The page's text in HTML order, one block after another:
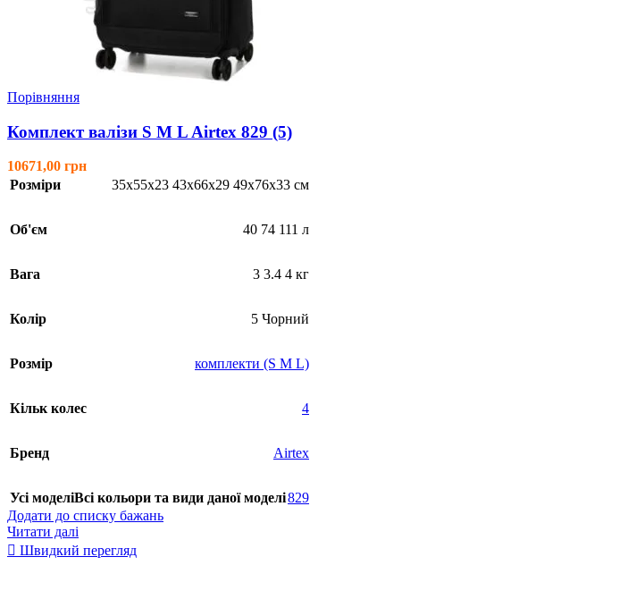
Порівняння
Комплект валізи S M L Airtex 829 (5)
10671,00
Розміри
35x55x23 43x66x29 49x76x33 см
Об'єм 40 74 111 л
Вага 3 3.4 4 кг
Колір 5 Чорний
Розмір комплекти (S M L)
Кільк колес 4
Бренд Airtex
Усі моделіВсі кольори та види даної моделі829
Додати до списку бажань
Читати далі
Швидкий перегляд